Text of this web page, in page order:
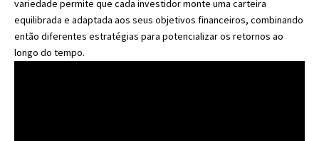
variedade permite que cada investidor monte uma carteira
equilibrada e adaptada aos seus objetivos financeiros, combinando
então diferentes estratégias para potencializar os retornos ao
longo do tempo.